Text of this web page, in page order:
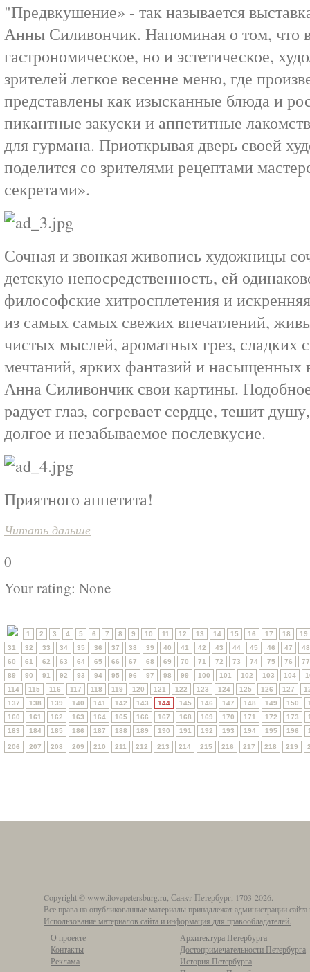
"Предвкушение» - так называется
Анны Силивончик. Напоминая о том, что
гастрономическое, но и эстетическое,
зрителей легкое весенне меню, где
представлены как изысканные блюда и
пикантные закуски и аппетитные
для гурмана. Приоткрывая дверь своей
поделится со зрителями рецептами
секретами».
Сочная и звонкая живопись художницы
детскую непосредственность, ей
философские хитросплетения и
из самых самых свежих впечатлений,
чистых мыслей, ароматных грез, сладких
мечтаний, ярких фантазий и насыщенных
Анна Силивончик свои картины.
радует глаз, согревает сердце, тешит
долгое и незабываемое послевкусие.
Приятного аппетита!
Читать дальше
0
Your rating: None
1 2 3 4 5 6 7 8 9 10 11 12 13 14 15 16 17 18
19
31
32 33 34 35 36 37 38 39 40 41 42 43 44 45 46 47
48
60
61 62 63 64 65 66 67 68 69 70 71 72 73 74 75 76
77
89
90 91 92 93 94 95 96 97 98 99 100 101 102 103 104
114
115 116 117 118 119 120 121 122 123 124 125 126 127
137
138 139 140 141 142 143 144 145 146 147 148 149 150
160
161 162 163 164 165 166 167 168 169 170 171 172 173
183
184 185 186 187 188 189 190 191 192 193 194 195 196
206 207 208 209 210 211 212 213 214 215 216 217 218 219
Copyright © www.ilovepetersburg.ru, Санкт-Петербург, 1703-2026.
Все права на опубликованные материалы принадлежат администрации
Использование материалов сайта и информация для правообладателей.
О проекте
Контакты
Реклама
Архитектура Петербурга
Достопримечательности Петербурга
История Петербурга